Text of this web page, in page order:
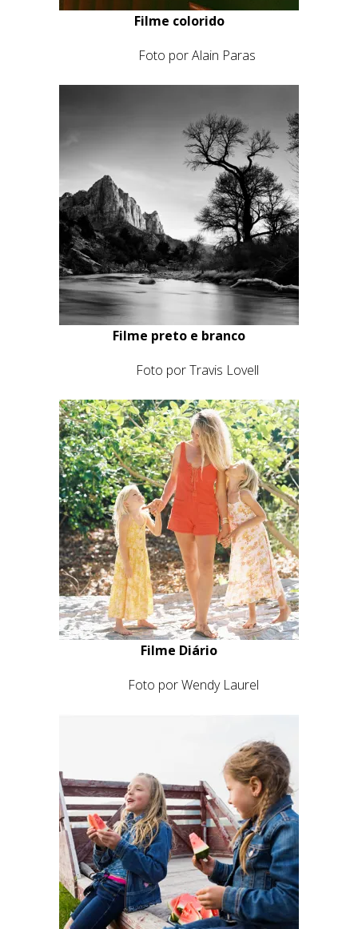
Filme colorido
Foto por Alain Paras
Filme preto e branco
Foto por Travis Lovell
Filme Diário
Foto por Wendy Laurel